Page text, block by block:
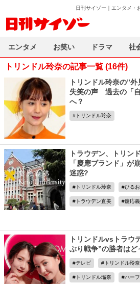
日刊サイゾー｜エンタメ・
トリンドル玲奈の記事一覧 (16件)
トリンドル玲奈の”
失笑の声 過去の「
へ？
トリンドル玲奈
トラウデン、トリン
「慶應ブランド」が
迷惑?
トリンドル玲奈 ひるお
トラウデン直美 慶応
トリンドルvsトラ
ぶり戦争”の勝者はど
テレビ トリンドル玲奈
トリンドル瑠奈 ハー
エンタメ お笑い ドラマ 社